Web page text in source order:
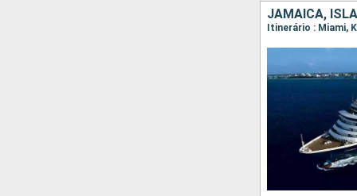
JAMAICA,
Itinerário : Miami,